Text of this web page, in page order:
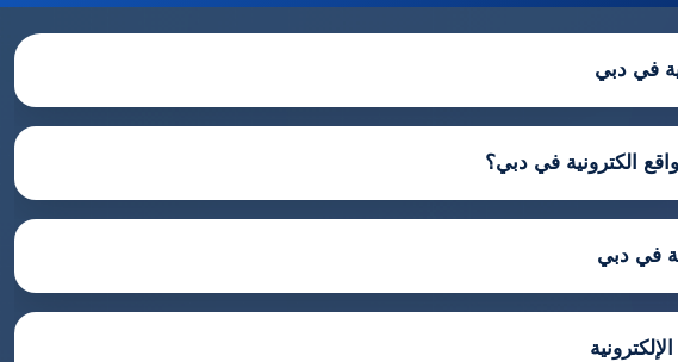
في دبي
الكترونية في دبي؟
في دبي